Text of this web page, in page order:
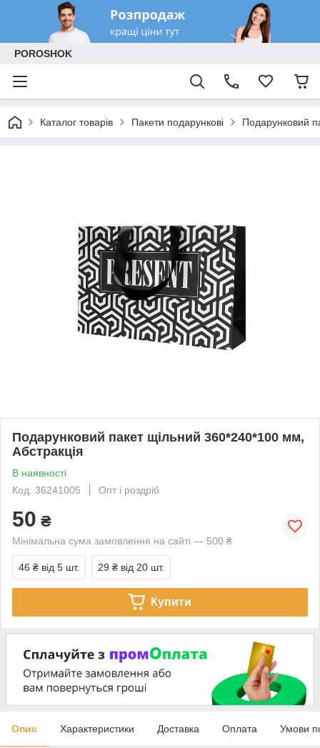
POROSHOK
Каталог товарів Пакети подарункові Подарунковий
Подарунковий пакет щільний 360*240*100 мм,
Абстракція
В наявності
Код: 36241005
Опт і роздріб
50 ₴
Мінімальна сума замовлення на сайті — 500 ₴
46 ₴ від 5 шт. 29 ₴ від 20 шт.
Купити
Опис Характеристики Доставка Оплата Умови